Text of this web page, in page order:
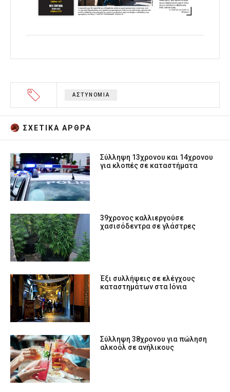
ΑΣΤΥΝΟΜΙΑ
ΣΧΕΤΙΚA AΡΘΡΑ
Σύλληψη 13χρονου και 14χρονου
για κλοπές σε καταστήματα
39χρονος καλλιεργούσε
χασισόδεντρα σε γλάστρες
Έξι συλλήψεις σε ελέγχους
καταστημάτων στα Ιόνια
Σύλληψη 38χρονου για πώληση
αλκοόλ σε ανήλικους